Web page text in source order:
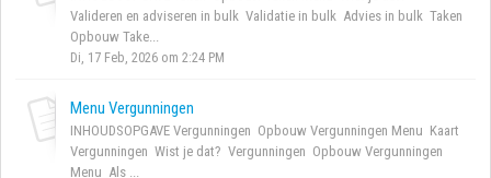
Valideren en adviseren in bulk Validatie in bulk Advies in bulk Taken
Opbouw Take...
Di, 17 Feb, 2026 om 2:24 PM
Menu Vergunningen
INHOUDSOPGAVE Vergunningen Opbouw Vergunningen Menu Kaart
Vergunningen Wist je dat? Vergunningen Opbouw Vergunningen
Menu Als ...